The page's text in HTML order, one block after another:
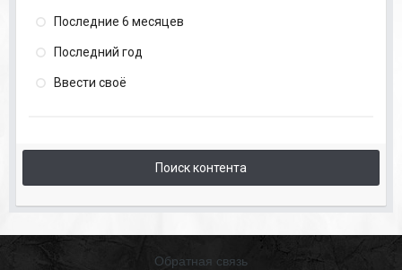
Последние 6 месяцев
Последний год
Ввести своё
Поиск контента
Обратная связь